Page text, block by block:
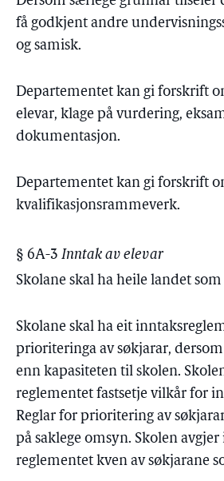
få godkjent andre
og samisk.
Departementet kan gi forskrift
elevar, klage på vurdering,
dokumentasjon.
Departementet kan gi forskrift
kvalifikasjonsrammeverk.
§ 6A-3 Inntak av elevar
Skolane skal ha heile landet
Skolane skal ha eit
prioriteringa av søkjarar,
enn kapasiteten til skolen.
reglementet fastsetje vilkår for
Reglar for prioritering av
på saklege omsyn. Skolen
reglementet kven av søkjarane